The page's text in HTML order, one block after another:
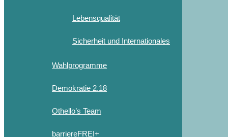
Lebensqualität
Sicherheit und Internationales
Wahlprogramme
Demokratie 2.18
Othello’s Team
barriereFREI+